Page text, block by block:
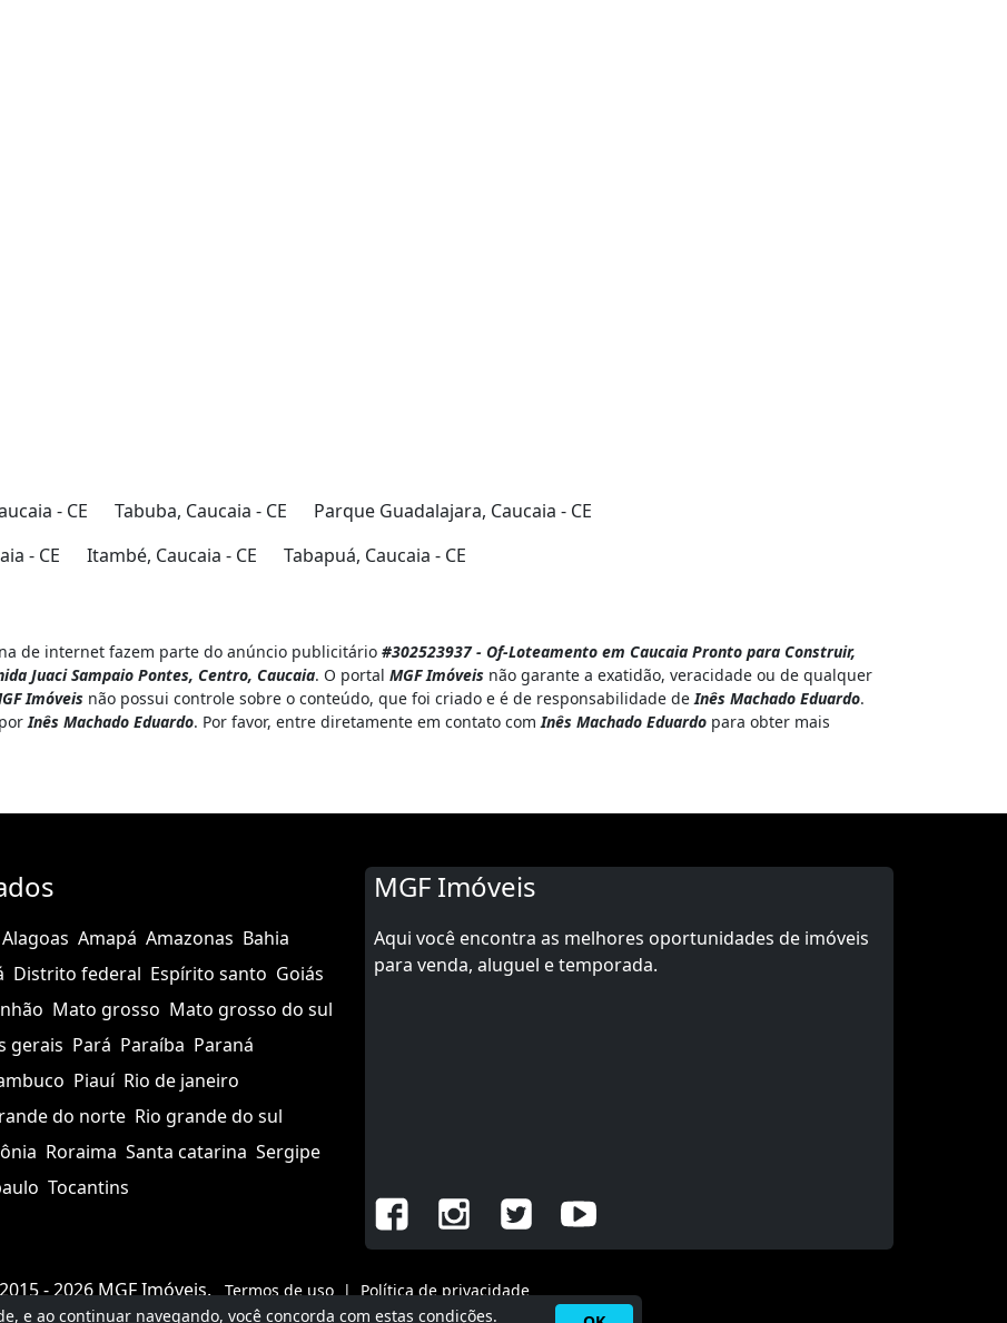
para Construir
- CE Tabuba, Caucaia - CE
Parque Guadalajara, Caucaia - CE
- CE Itambé, Caucaia - CE Tabapuá, Caucaia - CE
de internet fazem parte do anúncio publicitário #302523937 - Of-Loteamento em Caucaia Pronto para Construir,
Juaci Sampaio Pontes, Centro, Caucaia. O portal MGF Imóveis não garante a exatidão, veracidade ou de qualquer
Imóveis não possui controle sobre o conteúdo, que foi criado e é de responsabilidade deInês Machado Eduardo.
Inês Machado Eduardo. Por favor, entre diretamente em contato comInês Machado Eduardo para obter mais
Alagoas Amapá Amazonas Bahia
Distrito federal Espírito santo Goiás
Mato grosso Mato grosso do sul
gerais Pará Paraíba Paraná
Piauí Rio de janeiro
do norte Rio grande do sul
Roraima Santa catarina Sergipe
Tocantins
MGF Imóveis
Aqui você encontra as melhores oportunidades de imóveis
para venda, aluguel e temporada.
- 2026 MGF Imóveis. Termos de uso | Política de privacidade
, e ao continuar navegando, você concorda com estas condições.